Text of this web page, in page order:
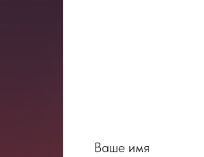
Ваше имя